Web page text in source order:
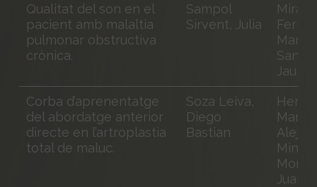
Qualitat del son en el
pacient amb malaltia
pulmonar obstructiva
crònica.
Sampol
Sirvent, Julia
Marc;
Jaume
Corba d’aprenentatge
del abordatge anterior
directe en l’artroplastia
total de maluc.
Soza Leiva,
Diego
Bastian
Juan